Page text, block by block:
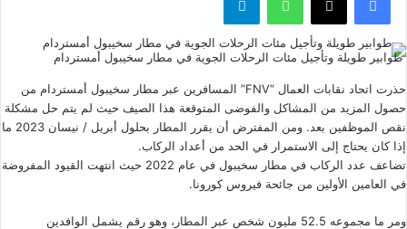
طوابير طويلة وتأجيل مئات الرحلات الجوية في مطار سخيبول أمستردام
حذرت اتحاد نقابات العمال “FNV” المسافرين عبر مطار سخيبول أمستردام من
حصول المزيد من المشاكل والفوضى المتوقعة هذا الصيف حيث لم يتم حل مشكلة
نقص الموظفين بعد. ومن المفترض أن يقرر المطار بحلول أبريل / نيسان 2023 ما
إذا كان يحتاج إلى الاستمرار في الحد من أعداد الركاب.
تضاعف عدد الركاب في مطار سخيبول في عام 2022 حيث انتهت القيود المفروضة
في العامين الأولين من جائحة فيروس كورونا.
ومر ما مجموعه 52.5 مليون شخص عبر المطار، وهو رقم يشمل الوافدين